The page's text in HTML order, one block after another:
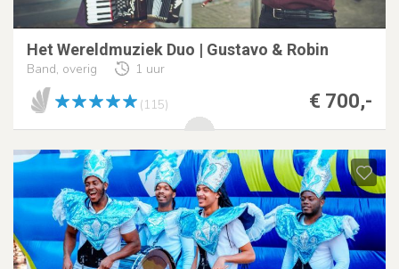
Het Wereldmuziek Duo | Gustavo & Robin
Band, overig 1 uur
€ 700,-
(115)